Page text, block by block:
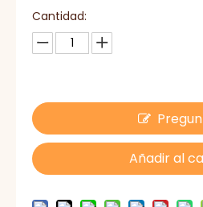
Cantidad:
Añadir al